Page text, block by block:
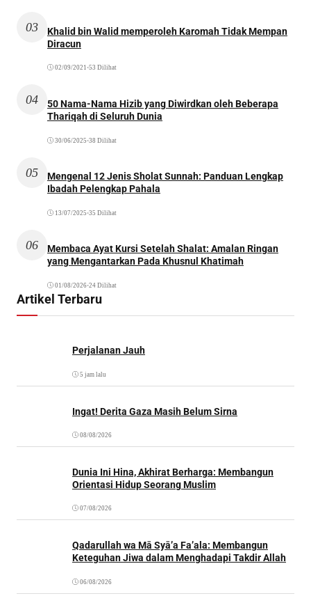
03
Khalid bin Walid memperoleh Karomah Tidak Mempan
Diracun
02/09/2021 •53 Dilihat
04
50 Nama-Nama Hizib yang Diwirdkan oleh Beberapa
Thariqah di Seluruh Dunia
30/06/2025 •38 Dilihat
05
Mengenal 12 Jenis Sholat Sunnah: Panduan Lengkap
Ibadah Pelengkap Pahala
13/07/2025 •35 Dilihat
06
Membaca Ayat Kursi Setelah Shalat: Amalan Ringan
yang Mengantarkan Pada Khusnul Khatimah
01/08/2026•24 Dilihat
Artikel Terbaru
Perjalanan Jauh
5 jam lalu
Ingat! Derita Gaza Masih Belum Sirna
08/08/2026
Dunia Ini Hina, Akhirat Berharga: Membangun
Orientasi Hidup Seorang Muslim
07/08/2026
Qadarullah wa Mā Syā’a Fa’ala: Membangun
Keteguhan Jiwa dalam Menghadapi Takdir Allah
06/08/2026